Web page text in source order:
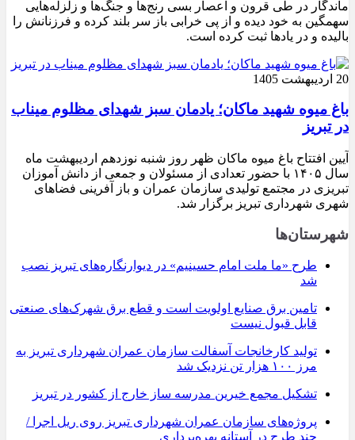
ماندگار در طی قرون و اعصار بسی رنج‌ها و جنگ‌ها و زلزله‌هایی
سهمگین به خود دیده و از پی خرابی باز سر بلند کرده و فرزنانش را
بالیده و در یادها ثبت کرده است.
20 اردیبهشت 1405
باغ میوه شهید ماکان؛ یادمان سبز شهدای مظلوم میناب
در تبریز
آیین افتتاح باغ میوه ماکان ظهر روز شنبه نوزدهم اردیبهشت ماه
سال ۱۴۰۵ با حضور تعدادی از مسئولان و جمعی از دانش آموزان
تبریزی در مجتمع تولیدی سازمان عمران و باز آفرینی فضاهای
شهری شهرداری تبریز برگزار شد.
شهرستان‌ها
طرح «ما ملت امام حسینیم» در دیوارنگاره‌های تبریز نصب
شد
تامین برق صنایع اولویت است و قطع برق شهرک‌های صنعتی
قابل قبول نیست
تولید کارخانجات آسفالت سازمان عمران شهرداری تبریز به
مرز ۱۰۰ هزار تن نزدیک شد
تشکیل مجمع خیرین مدرسه ‌ساز خارج از کشور در تبریز
پروژه‌های سازمان عمران شهرداری تبریز روی ریل اجرا /
چند طرح در آستانه بهره‌برداری